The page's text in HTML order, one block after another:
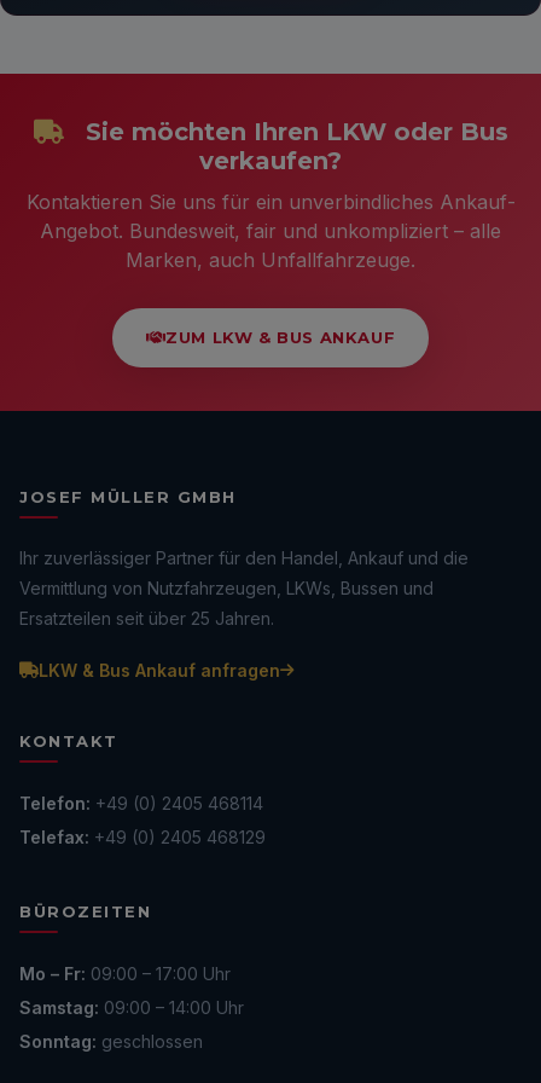
Sie möchten Ihren LKW oder Bus
verkaufen?
Kontaktieren Sie uns für ein unverbindliches Ankauf-
Angebot. Bundesweit, fair und unkompliziert – alle
Marken, auch Unfallfahrzeuge.
ZUM LKW & BUS ANKAUF
JOSEF MÜLLER GMBH
Ihr zuverlässiger Partner für den Handel, Ankauf und die
Vermittlung von Nutzfahrzeugen, LKWs, Bussen und
Ersatzteilen seit über 25 Jahren.
LKW & Bus Ankauf anfragen
KONTAKT
Telefon: +49 (0) 2405 468114
Telefax: +49 (0) 2405 468129
BÜROZEITEN
Mo – Fr: 09:00 – 17:00 Uhr
Samstag: 09:00 – 14:00 Uhr
Sonntag: geschlossen